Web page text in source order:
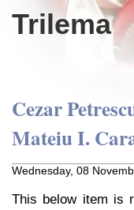
Trilema
Cezar
Mateiu I.
Wednesday, 08
This below item is